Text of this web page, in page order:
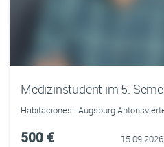
500 € 15.09.2026